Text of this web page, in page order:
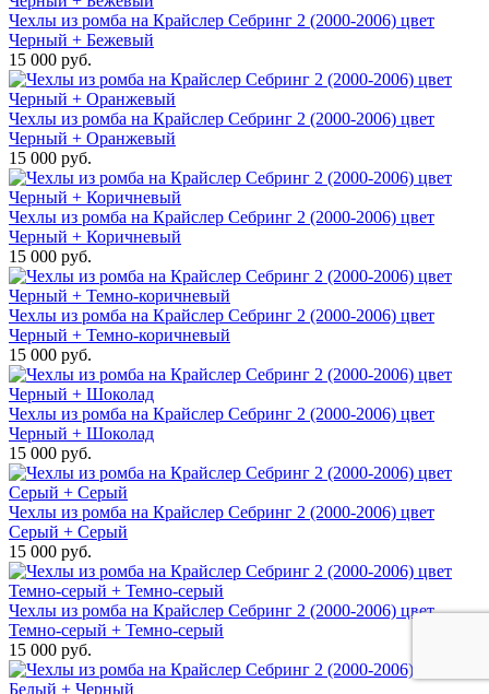
Чехлы из ромба на Крайслер Себринг 2 (2000-2006) цвет
Черный + Бежевый
15 000 руб.
Чехлы из ромба на Крайслер Себринг 2 (2000-2006) цвет
Черный + Оранжевый
15 000 руб.
Чехлы из ромба на Крайслер Себринг 2 (2000-2006) цвет
Черный + Коричневый
15 000 руб.
Чехлы из ромба на Крайслер Себринг 2 (2000-2006) цвет
Черный + Темно-коричневый
15 000 руб.
Чехлы из ромба на Крайслер Себринг 2 (2000-2006) цвет
Черный + Шоколад
15 000 руб.
Чехлы из ромба на Крайслер Себринг 2 (2000-2006) цвет
Серый + Серый
15 000 руб.
Чехлы из ромба на Крайслер Себринг 2 (2000-2006) цвет
Темно-серый + Темно-серый
15 000 руб.